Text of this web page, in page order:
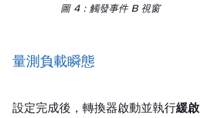
圖 4：觸發事件 B 視窗
量測負載瞬態
設定完成後，轉換器啟動並執行緩啟